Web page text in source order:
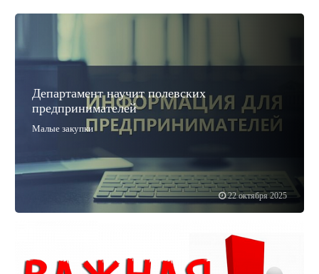
22 октября 2025
Департамент научит полевских
предпринимателей
Малые закупки